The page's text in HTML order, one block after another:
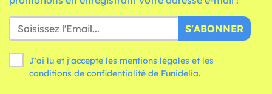
S'ABONNER
J'ai lu et j'accepte les mentions légales et les
conditions de confidentialité de Funidelia.